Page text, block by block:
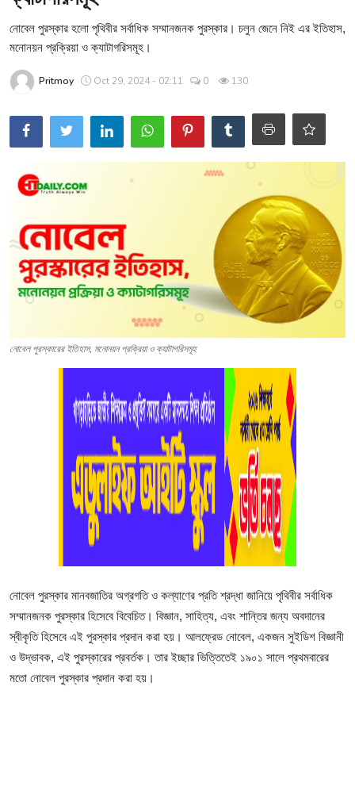
শিক্ষা
মতামত
সাহিত্য
ক্যারিয়ার
সফলতার গল্প
বিশ্ব
বাণিজ্য
খেলা
বিনোদন
নোবেল পুরস্কার হলো পৃথিবীর সর্বাধিক সম্মানজনক পুরস্কার। চলুন জেনে নিই এর ইতিহাস,
মনোনয়ন প্রক্রিয়া ও ক্যাটাগরিসমূহ।
Pritmoy Oct 29, 2024 - 02:11 0 130
নোবেল পুরস্কারের ইতিহাস, মনোনয়ন প্রক্রিয়া ও ক্যাটাগরিসমূহ
নোবেল পুরস্কার মানবজাতির অগ্রগতি ও কল্যাণের প্রতি শ্রদ্ধা জানিয়ে পৃথিবীর সর্বাধিক
সম্মানজনক পুরস্কার হিসেবে বিবেচিত। বিজ্ঞান, সাহিত্য, এবং শান্তির জন্য অবদানের
স্বীকৃতি হিসেবে এই পুরস্কার প্রদান করা হয়। আলফ্রেড নোবেল, একজন সুইডিশ বিজ্ঞানী
ও উদ্ভাবক, এই পুরস্কারের প্রবর্তক। তার ইচ্ছার ভিত্তিতেই ১৯০১ সালে প্রথমবারের
মতো নোবেল পুরস্কার প্রদান করা হয়।